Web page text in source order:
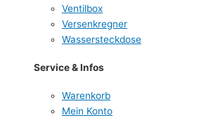
Ventilbox
Versenkregner
Wassersteckdose
Service & Infos
Warenkorb
Mein Konto